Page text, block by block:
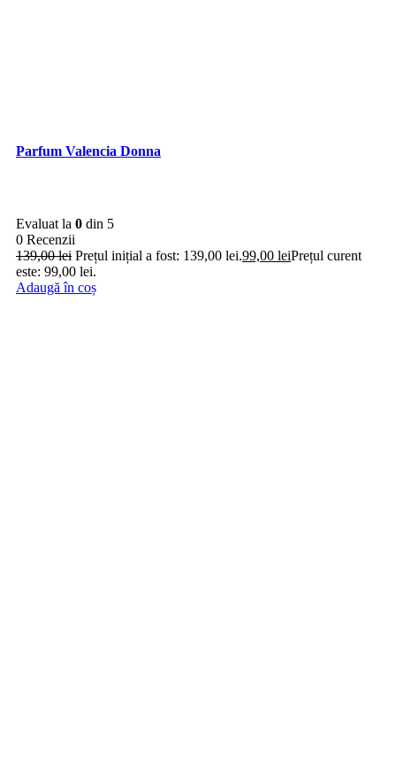
Parfum Valencia Donna
Evaluat la 0 din 5
0 Recenzii
139,00lei Prețul inițial a fost: 139,00 lei.99,00 leiPrețul curent
este: 99,00 lei.
Adaugă în coș